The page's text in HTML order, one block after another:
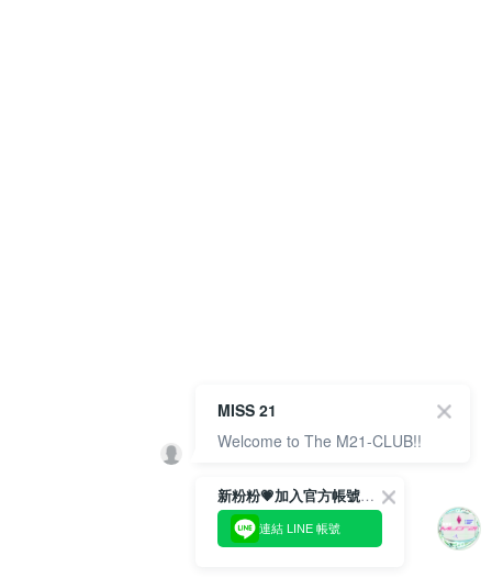
新粉粉💗加入官方帳號綁定會員成功拿✨$100優惠券✨
連結 LINE 帳號
MISS 21
Welcome to The M21-CLUB!!